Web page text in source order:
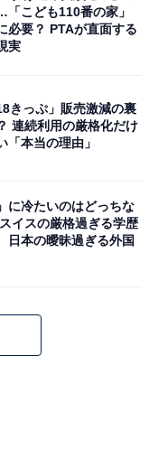
こども110番の家」
必要？ PTAが直面する
実
きっぷ」販売激減の裏
連続利用の厳格化だけ
「本当の理由」
に冷たいのはどっちな
イスの厳格過ぎる学歴
日本の曖昧過ぎる外国